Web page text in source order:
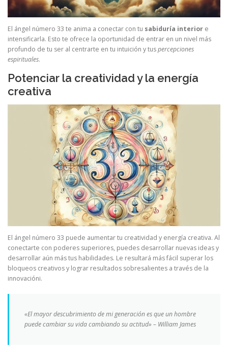
El ángel número 33 te anima a conectar con tu sabiduría interior e
intensificarla. Esto te ofrece la oportunidad de entrar en un nivel más
profundo de tu ser al centrarte en tu intuición y tuspercepciones
espirituales.
Potenciar la creatividad y la energía
creativa
El ángel número 33 puede aumentar tu creatividad y energía creativa. Al
conectarte con poderes superiores, puedes desarrollar nuevas ideas y
desarrollar aún más tus habilidades. Le resultará más fácil superar los
bloqueos creativos y lograr resultados sobresalientes a través de la
innovacióni.
«El mayor descubrimiento de mi generación es que un hombre
puede cambiar su vida cambiando su actitud» – William James